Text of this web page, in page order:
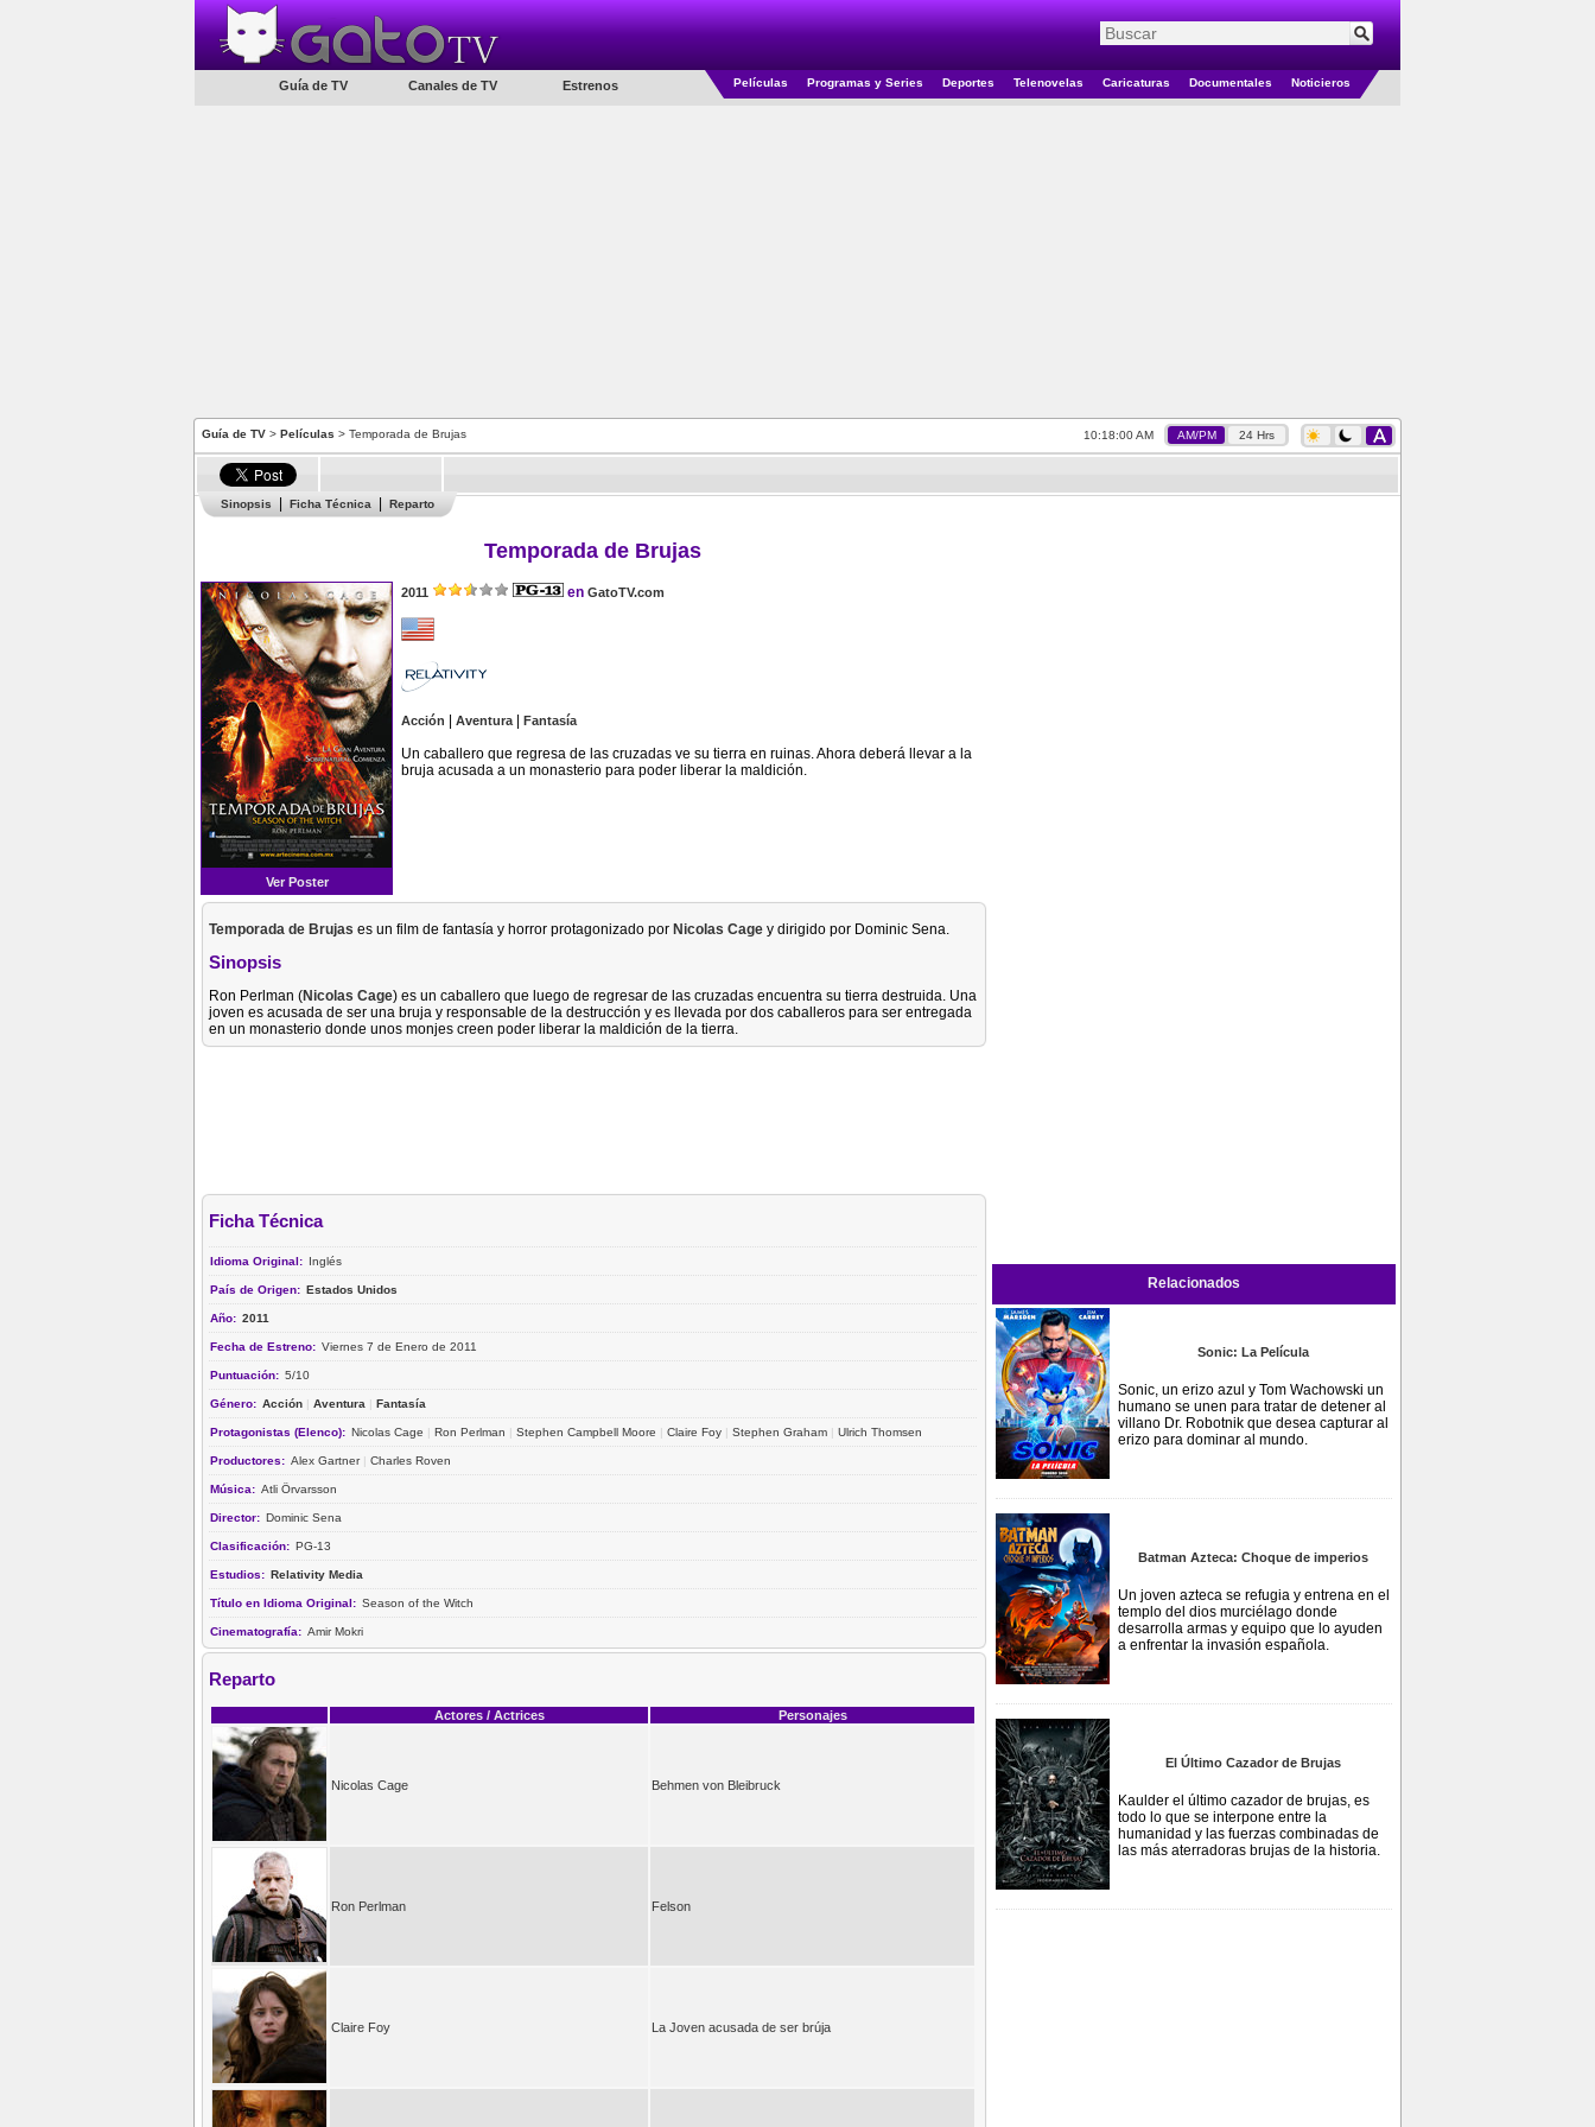
Guía de TV Canales de TV Estrenos Películas Programas y Series Deportes Telenovelas Caricaturas Documentales Noticieros
Guía de TV > Películas > Temporada de Brujas 10:18:01 AM AM/PM 24 Hrs
Sinopsis Ficha Técnica Reparto
Temporada de Brujas
Ver Poster
2011 en GatoTV.com
Acción Aventura| Fantasía
Un caballero que regresa de las cruzadas ve su tierra en ruinas. Ahora deberá llevar a la
bruja acusada a un monasterio para poder liberar la maldición.
Temporada de Brujas es un film de fantasía y horror protagonizado por Nicolas Cage y dirigido por Dominic Sena.
Sinopsis
Ron Perlman (Nicolas Cage) es un caballero que luego de regresar de las cruzadas encuentra su tierra destruida. Una
joven es acusada de ser una bruja y responsable de la destrucción y es llevada por dos caballeros para ser entregada
en un monasterio donde unos monjes creen poder liberar la maldición de la tierra.
Ficha Técnica
Idioma Original: Inglés
País de Origen: Estados Unidos
Año: 2011
Fecha de Estreno: Viernes 7 de Enero de 2011
Puntuación: 5/10
Género: Acción | Aventura | Fantasía
Protagonistas (Elenco): Nicolas Cage | Ron Perlman | Stephen Campbell Moore | Claire Foy | Stephen Graham | Ulrich Thomsen
Productores: Alex Gartner| Charles Roven
Música: Atli Örvarsson
Director: Dominic Sena
Clasificación: PG-13
Estudios: Relativity Media
Título en Idioma Original: Season of the Witch
Cinematografía: Amir Mokri
Reparto
Actores / Actrices Personajes
Nicolas Cage Behmen von Bleibruck
Ron Perlman Felson
Claire Foy La Joven acusada de ser brúja
Relacionados
Sonic: La Película
Sonic, un erizo azul y Tom Wachowski un
humano se unen para tratar de detener al
villano Dr. Robotnik que desea capturar al
erizo para dominar al mundo.
Batman Azteca: Choque de imperios
Un joven azteca se refugia y entrena en el
templo del dios murciélago donde
desarrolla armas y equipo que lo ayuden
a enfrentar la invasión española.
El Último Cazador de Brujas
Kaulder el último cazador de brujas, es
todo lo que se interpone entre la
humanidad y las fuerzas combinadas de
las más aterradoras brujas de la historia.